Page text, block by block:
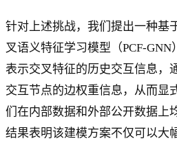
针对上述挑战，我们提出一种基
叉语义特征学习模型（PCF-
表示交叉特征的历史交互信息，
交互节点的边权重信息，从而显
们在内部数据和外部公开数据上
结果表明该建模方案不仅可以大